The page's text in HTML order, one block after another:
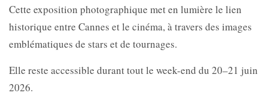
Cette exposition photographique met en lumière le lien
historique entre Cannes et le cinéma, à travers des images
emblématiques de stars et de tournages.
Elle reste accessible durant tout le week-end du 20–21 juin
2026.